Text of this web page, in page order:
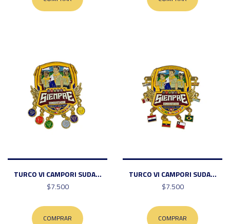
TURCO VI CAMPORI SUDA...
$7.500
COMPRAR
TURCO VI CAMPORI SUDA...
$7.500
COMPRAR